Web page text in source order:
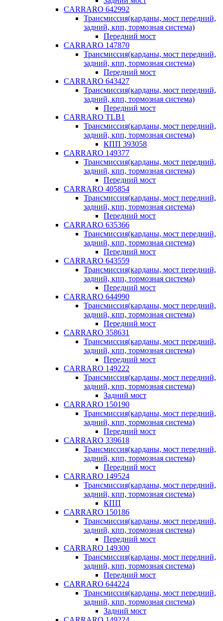
CARRARO 642992
Трансмиссия(карданы, мост передний,
задний, кпп, тормозная система)
Передний мост
CARRARO 147870
Трансмиссия(карданы, мост передний,
задний, кпп, тормозная система)
Передний мост
CARRARO 643427
Трансмиссия(карданы, мост передний,
задний, кпп, тормозная система)
Передний мост
CARRARO TLB1
Трансмиссия(карданы, мост передний,
задний, кпп, тормозная система)
КПП 393058
CARRARO 149377
Трансмиссия(карданы, мост передний,
задний, кпп, тормозная система)
Передний мост
CARRARO 405854
Трансмиссия(карданы, мост передний,
задний, кпп, тормозная система)
Передний мост
CARRARO 635366
Трансмиссия(карданы, мост передний,
задний, кпп, тормозная система)
Передний мост
CARRARO 643559
Трансмиссия(карданы, мост передний,
задний, кпп, тормозная система)
Передний мост
CARRARO 644990
Трансмиссия(карданы, мост передний,
задний, кпп, тормозная система)
Передний мост
CARRARO 358631
Трансмиссия(карданы, мост передний,
задний, кпп, тормозная система)
Передний мост
CARRARO 149222
Трансмиссия(карданы, мост передний,
задний, кпп, тормозная система)
Задний мост
CARRARO 150190
Трансмиссия(карданы, мост передний,
задний, кпп, тормозная система)
Передний мост
CARRARO 339618
Трансмиссия(карданы, мост передний,
задний, кпп, тормозная система)
Передний мост
CARRARO 149524
Трансмиссия(карданы, мост передний,
задний, кпп, тормозная система)
КПП
CARRARO 150186
Трансмиссия(карданы, мост передний,
задний, кпп, тормозная система)
Передний мост
CARRARO 149300
Трансмиссия(карданы, мост передний,
задний, кпп, тормозная система)
Передний мост
CARRARO 644224
Трансмиссия(карданы, мост передний,
задний, кпп, тормозная система)
Задний мост